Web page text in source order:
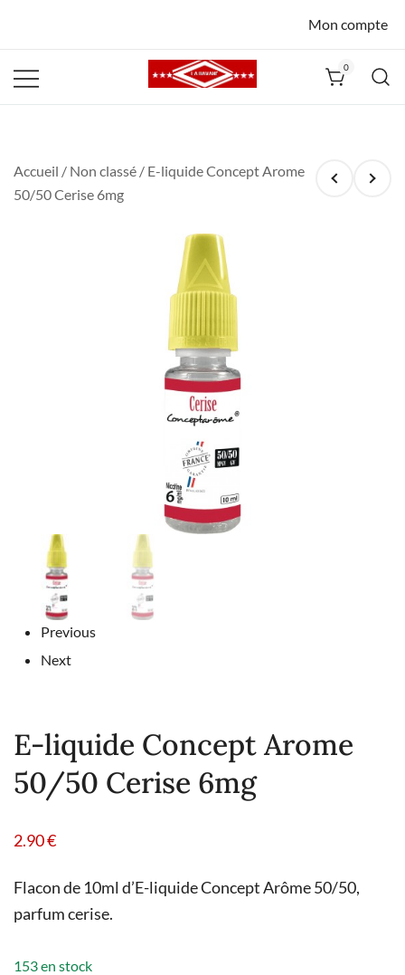
Mon compte
0
Accueil / Non classé / E-liquide Concept Arome
50/50 Cerise 6mg
Previous
Next
E-liquide Concept Arome
50/50 Cerise 6mg
2.90€
Flacon de 10ml d’E-liquide Concept Arôme 50/50,
parfum cerise.
153 en stock